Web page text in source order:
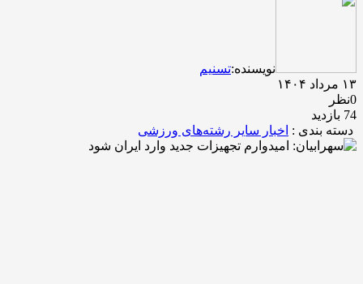
نویسنده:تسنیم
۱۳ مرداد ۱۴۰۴
0نظر
74 بازدید
دسته بندی : اخبار سایر رشته‌های ورزشی